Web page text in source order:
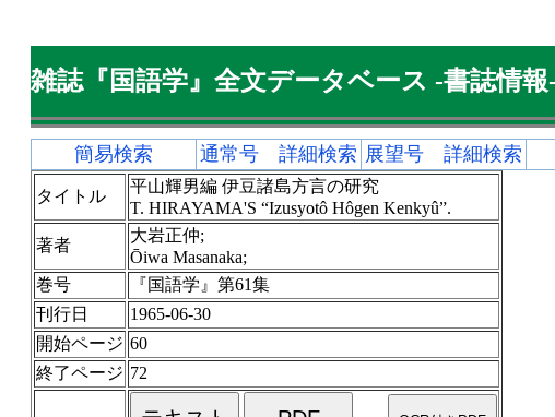
雑誌『国語学』全文データベース -書誌情報
簡易検索 通常号 詳細検索 展望号 詳細検索
タイトル
平山輝男編 伊豆諸島方言の研究
T. HIRAYAMA'S “Izusyotô Hôgen Kenkyû”.
著者
大岩正仲;
Ōiwa Masanaka;
巻号
『国語学』第61集
刊行日
1965-06-30
開始ページ 60
終了ページ 72